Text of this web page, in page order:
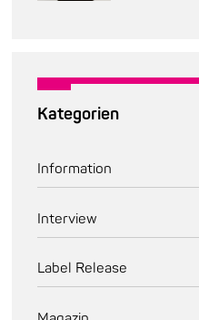
Kategorien
Information
Interview
Label Release